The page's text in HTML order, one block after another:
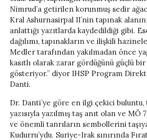
Nimrud’a getirilen korunmuş sedir
Kral Ashurnasirpal II’nin tapınak
anlattığı yazıtlarda kaydedildiği gibi.
dağılımı, tapınakların ve ilişkili
Medler tarafından yakılmadan önce
kasıtlı olarak zarar gördüğünü güçlü
gösteriyor.” diyor IHSP Program
Danti.
Dr. Danti’ye göre en ilgi çekici buluntu,
yazısıyla yazılmış taş anıt olan ve MÖ
ve önemli tanrıların sembollerini
Kudurru’ydu. Suriye-Irak sınırında